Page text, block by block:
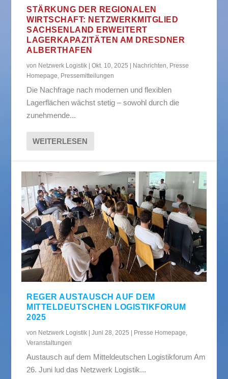
STÄRKUNG DER REGIONALEN
WIRTSCHAFT: NETZWERKMITGLIED
SACHSENLAND ERWEITERT
LAGERKAPAZITÄTEN AM DRESDNER
ALBERTHAFEN
von Netzwerk Logistik |Okt. 10, 2025 | Nachrichten Presse
Homepage Pressemitteilungen
Die Nachfrage nach modernen und flexiblen
Lagerflächen wächst stetig – sowohl durch die
zunehmende...
WEITERLESEN
REGER AUSTAUSCH AUF DEM
MITTELDEUTSCHEN LOGISTIKFORUM
2025
von Netzwerk Logistik |Juni 28, 2025 Presse Homepage,
Veranstaltungen
Austausch auf dem Mitteldeutschen Logistikforum Am
26. Juni lud das Netzwerk Logistik...